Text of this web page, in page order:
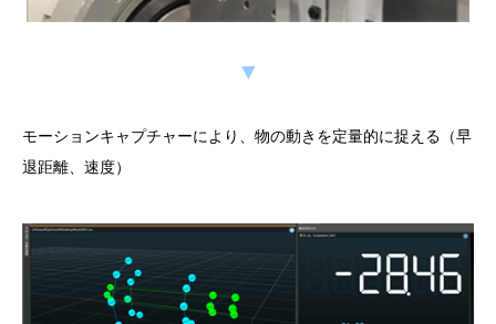
▼
モーションキャプチャーにより、物の動きを定量的に捉える（早
退距離、速度）